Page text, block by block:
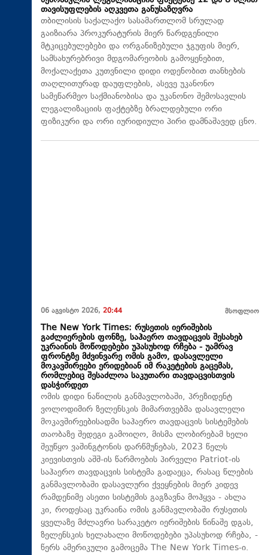
თავისუფლების აღკვეთა განუსაზღვრა
თბილისის საქალაქო სასამართლომ სრულად
გაიზიარა პროკურატურის მიერ წარდგენილი
მტკიცებულებები და ორგანიზებული ჯგუფის მიერ,
სამსახურებრივი მდგომარეობის გამოყენებით,
მოქალაქეთა კუთვნილი დიდი ოდენობით თანხების
თაღლითურად დაუფლების, ასევე უკანონო
სამეწარმეო საქმიანობისა და უკანონო შემოსავლის
ლეგალიზაციის ფაქტებზე ბრალდებული ორი
ფიზიკური და ორი იურიდიული პირი დამნაშავედ ცნო.
06 აგვისტო 2026, 20:44 მსოფლიო
The New York Times: რუსეთის იერიშების
გაძლიერების ფონზე, საჰაერო თავდაცვის შესახებ
უკრაინის მოწოდებები უპასუხოდ რჩება - უამრავ
ფრონტზე მძვინვარე ომის გამო, დასავლელი
მოკავშირეები ერიდებიან იმ რაკეტების გაცემას,
რომლებიც შესაძლოა საკუთარი თავდაცვისთვის
დასჭირდეთ
ომის დიდი ნაწილის განმავლობაში, პრეზიდენტ
ვოლოდიმირ ზელენსკის მიმართვებმა დასავლელი
მოკავშირეებისადმი საჰაერო თავდაცვის სისტემების
თაობაზე შედეგი გამოიღო, მისმა ლობირებამ ხელი
შეუწყო ვაშინგტონის დარწმუნებას, 2023 წელს
კიევისთვის აშშ-ის წარმოების პირველი Patriot-ის
საჰაერო თავდაცვის სისტემა გადაეცა, რასაც წლების
განმავლობაში დასავლური ქვეყნების მიერ კიდევ
რამდენიმე ასეთი სისტემის გაგზავნა მოჰყვა - ახლა
კი, როდესაც უკრაინა ომის განმავლობაში რუსეთის
ყველაზე მძლავრი სარაკეტო იერიშების წინაშე დგას,
ზელენსკის ხელახალი მოწოდებები უპასუხოდ რჩება, -
წერს ამერიკული გამოცემა The New York Times-ი.